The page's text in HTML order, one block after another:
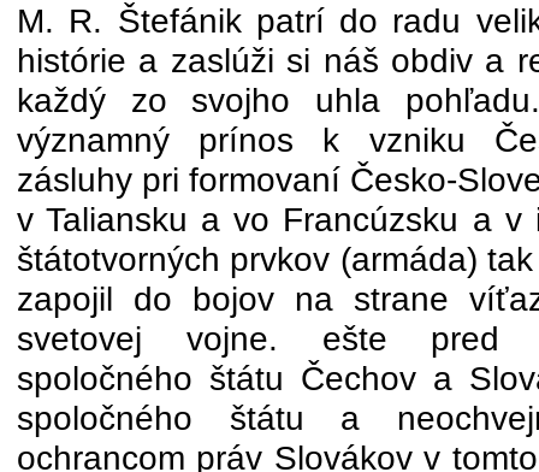
M. R. Štefánik patrí do radu
histórie a zaslúži si náš obdiv a
každý zo svojho uhla
významný prínos k vzniku
zásluhy pri formovaní Česko-
v Taliansku a vo Francúzsku a
štátotvorných prvkov (armáda)
zapojil do bojov na strane
svetovej vojne. ešte pred
spoločného štátu Čechov a
spoločného štátu a
ochrancom práv Slovákov v